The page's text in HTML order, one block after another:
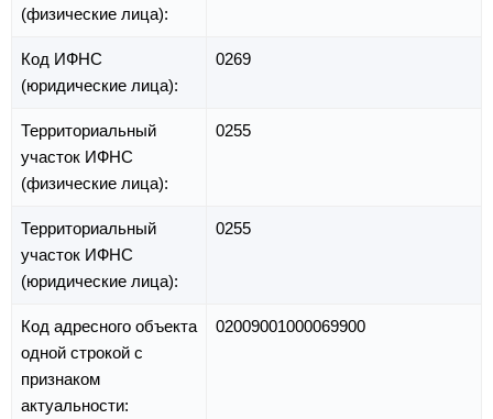
(физические лица):
Код ИФНС
(юридические лица):
0269
Территориальный
участок ИФНС
(физические лица):
0255
Территориальный
участок ИФНС
(юридические лица):
0255
Код адресного объекта
одной строкой с
признаком
актуальности:
02009001000069900